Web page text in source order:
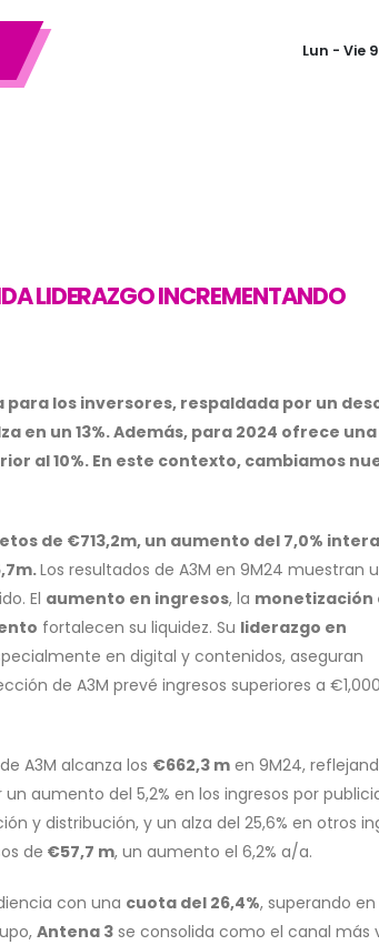
Lun - Vie
LIDERAZGO INCREMENTANDO
los inversores, respaldada por un
en un 13%. Además, para 2024 ofrece una
al 10%. En este contexto, cambiamos
de €713,2m, un aumento del 7,0%
Los resultados de A3M en 9M24 muestran
El aumento en ingresos, la monetización
fortalecen su liquidez. Su liderazgo en
en digital y contenidos, aseguran
de A3M prevé ingresos superiores a
de A3M alcanza los €662,3 m en 9M24,
aumento del 5,2% en los ingresos por
y distribución, y un alza del 25,6% en otros
de €57,7 m, un aumento el 6,2% a/a.
con una cuota del 26,4%, superando en
Antena 3 se consolida como el canal más